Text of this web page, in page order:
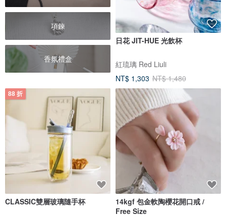
項鍊
香氛禮盒
日花 JIT-HUE 光飲杯
紅琉璃 Red Liuli
NT$ 1,303 NT$ 1,480
88 折
CLASSIC雙層玻璃隨手杯
14kgf 包金軟陶櫻花開口戒 /
Free Size